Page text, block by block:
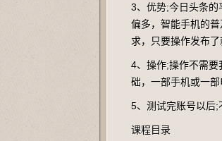
3、优势;今日头条
偏多，智能手机的
求，只要操作发布
4、操作;操作不需要
础，一部手机或一
5、测试完账号以后;
课程目录